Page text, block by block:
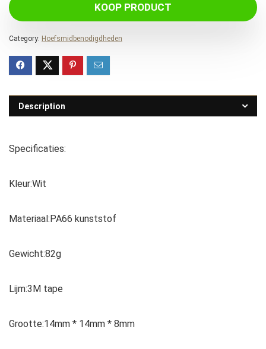
KOOP PRODUCT
Category: Hoefsmidbenodigdheden
Description
Specificaties:
Kleur:Wit
Materiaal:PA66 kunststof
Gewicht:82g
Lijm:3M tape
Grootte:14mm * 14mm * 8mm